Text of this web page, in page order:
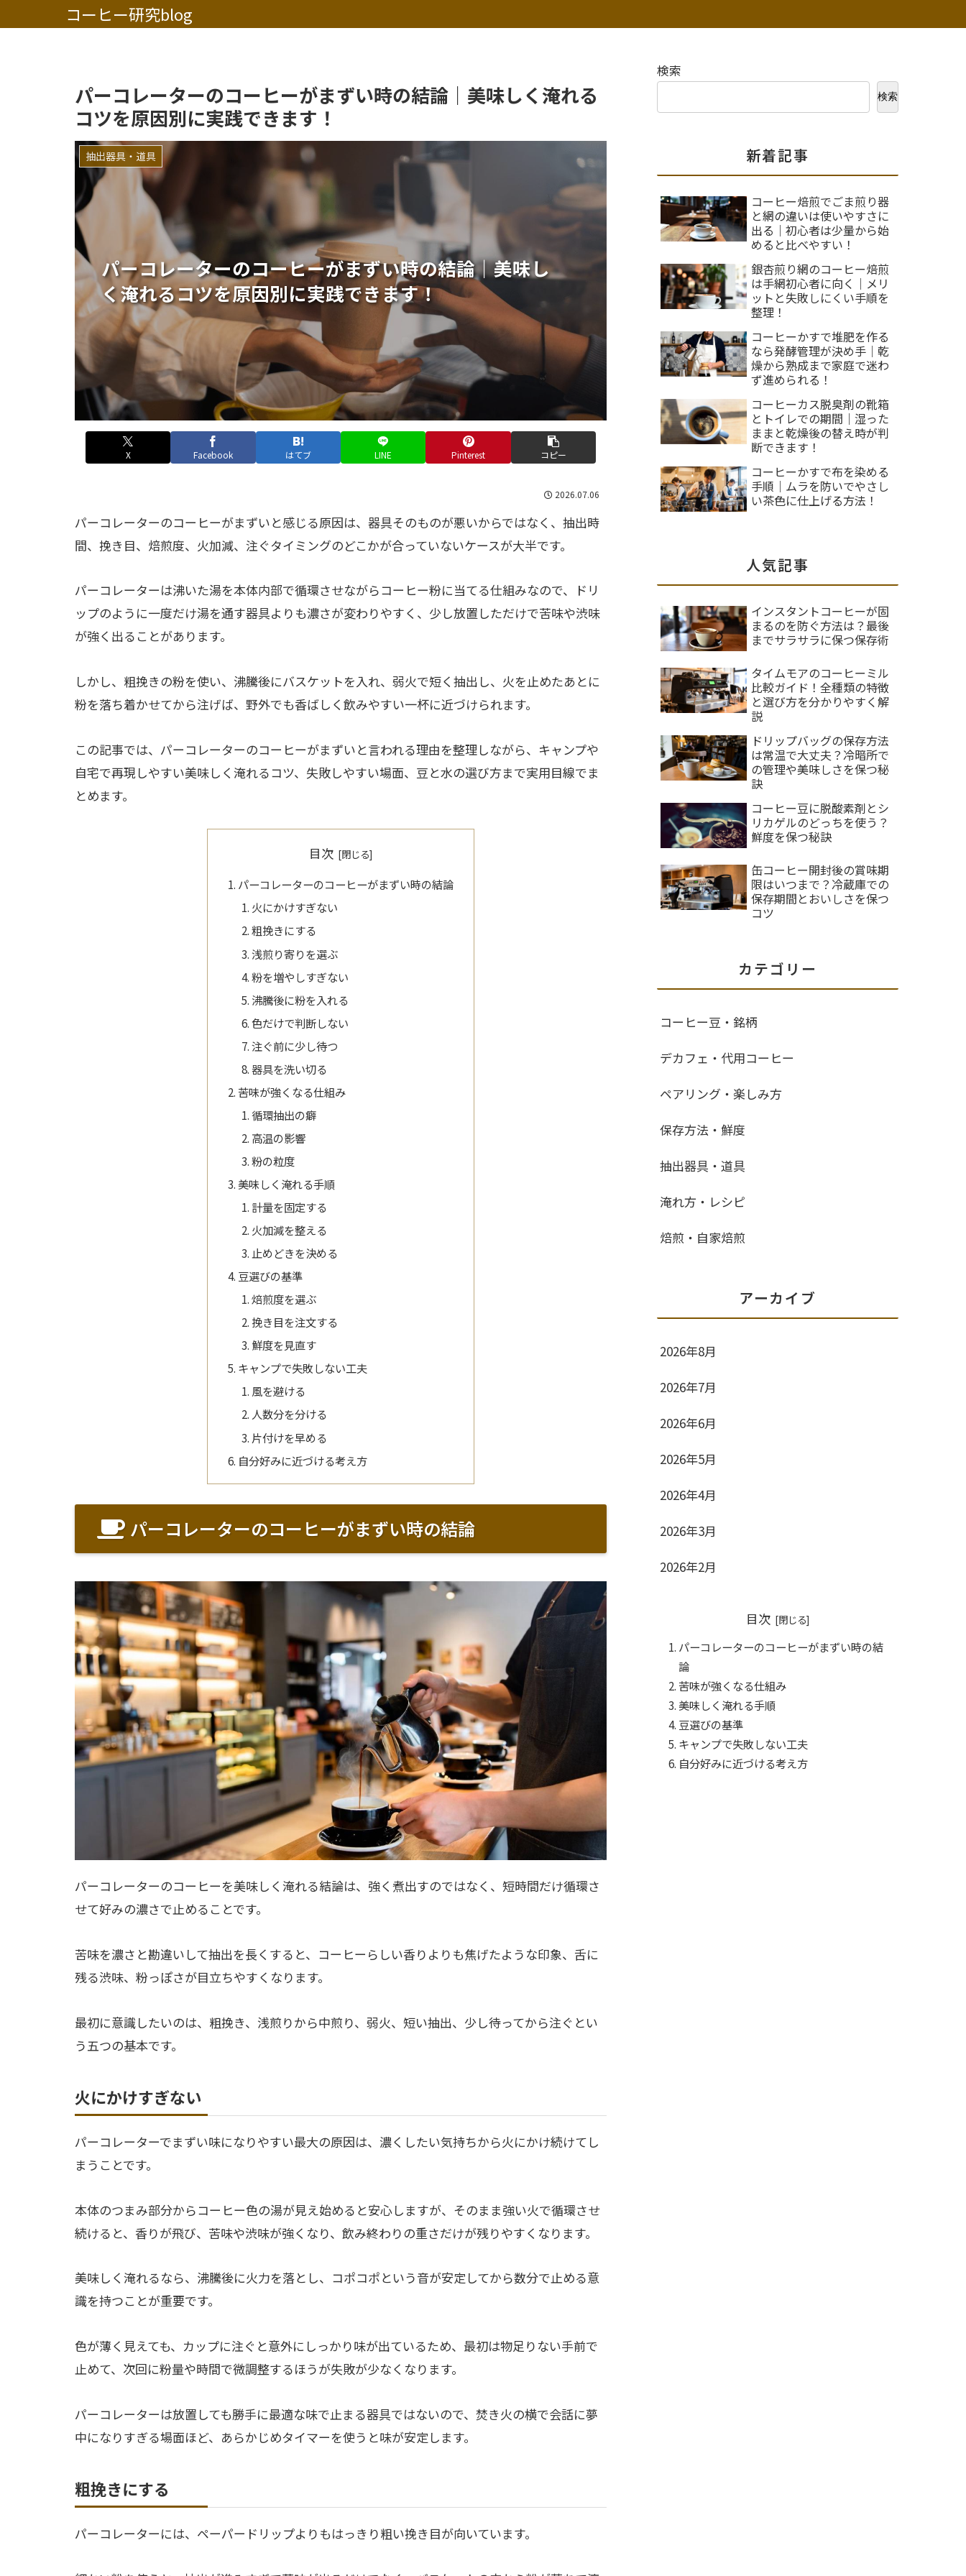
コーヒー研究blog
パーコレーターのコーヒーがまずい時の結論｜美味しく淹れる
コツを原因別に実践できます！
パーコレーターのコーヒーがまずい時の結論｜美味し
く淹れるコツを原因別に実践できます！
抽出器具・道具
X Facebook はてブ LINE Pinterest コピー
2026.07.06
パーコレーターのコーヒーがまずいと感じる原因は、器具そのものが悪いからではなく、抽出時
間、挽き目、焙煎度、火加減、注ぐタイミングのどこかが合っていないケースが大半です。
パーコレーターは沸いた湯を本体内部で循環させながらコーヒー粉に当てる仕組みなので、ドリ
ップのように一度だけ湯を通す器具よりも濃さが変わりやすく、少し放置しただけで苦味や渋味
が強く出ることがあります。
しかし、粗挽きの粉を使い、沸騰後にバスケットを入れ、弱火で短く抽出し、火を止めたあとに
粉を落ち着かせてから注げば、野外でも香ばしく飲みやすい一杯に近づけられます。
この記事では、パーコレーターのコーヒーがまずいと言われる理由を整理しながら、キャンプや
自宅で再現しやすい美味しく淹れるコツ、失敗しやすい場面、豆と水の選び方まで実用目線でま
とめます。
目次
パーコレーターのコーヒーがまずい時の結論
火にかけすぎない
粗挽きにする
浅煎り寄りを選ぶ
粉を増やしすぎない
沸騰後に粉を入れる
色だけで判断しない
注ぐ前に少し待つ
器具を洗い切る
苦味が強くなる仕組み
循環抽出の癖
高温の影響
粉の粒度
美味しく淹れる手順
計量を固定する
火加減を整える
止めどきを決める
豆選びの基準
焙煎度を選ぶ
挽き目を注文する
鮮度を見直す
キャンプで失敗しない工夫
風を避ける
人数分を分ける
片付けを早める
自分好みに近づける考え方
パーコレーターのコーヒーがまずい時の結論
パーコレーターのコーヒーを美味しく淹れる結論は、強く煮出すのではなく、短時間だけ循環さ
せて好みの濃さで止めることです。
苦味を濃さと勘違いして抽出を長くすると、コーヒーらしい香りよりも焦げたような印象、舌に
残る渋味、粉っぽさが目立ちやすくなります。
最初に意識したいのは、粗挽き、浅煎りから中煎り、弱火、短い抽出、少し待ってから注ぐとい
う五つの基本です。
火にかけすぎない
パーコレーターでまずい味になりやすい最大の原因は、濃くしたい気持ちから火にかけ続けてし
まうことです。
本体のつまみ部分からコーヒー色の湯が見え始めると安心しますが、そのまま強い火で循環させ
続けると、香りが飛び、苦味や渋味が強くなり、飲み終わりの重さだけが残りやすくなります。
美味しく淹れるなら、沸騰後に火力を落とし、コポコポという音が安定してから数分で止める意
識を持つことが重要です。
色が薄く見えても、カップに注ぐと意外にしっかり味が出ているため、最初は物足りない手前で
止めて、次回に粉量や時間で微調整するほうが失敗が少なくなります。
パーコレーターは放置しても勝手に最適な味で止まる器具ではないので、焚き火の横で会話に夢
中になりすぎる場面ほど、あらかじめタイマーを使うと味が安定します。
粗挽きにする
パーコレーターには、ペーパードリップよりもはっきり粗い挽き目が向いています。
検索
検索
新着記事
コーヒー焙煎でごま煎り器
と網の違いは使いやすさに
出る｜初心者は少量から始
めると比べやすい！
銀杏煎り網のコーヒー焙煎
は手網初心者に向く｜メリ
ットと失敗しにくい手順を
整理！
コーヒーかすで堆肥を作る
なら発酵管理が決め手｜乾
燥から熟成まで家庭で迷わ
ず進められる！
コーヒーカス脱臭剤の靴箱
とトイレでの期間｜湿った
ままと乾燥後の替え時が判
断できます！
コーヒーかすで布を染める
手順｜ムラを防いでやさし
い茶色に仕上げる方法！
人気記事
インスタントコーヒーが固
まるのを防ぐ方法は？最後
までサラサラに保つ保存術
タイムモアのコーヒーミル
比較ガイド！全種類の特徴
と選び方を分かりやすく解
説
ドリップバッグの保存方法
は常温で大丈夫？冷暗所で
の管理や美味しさを保つ秘
訣
コーヒー豆に脱酸素剤とシ
リカゲルのどっちを使う？
鮮度を保つ秘訣
缶コーヒー開封後の賞味期
限はいつまで？冷蔵庫での
保存期間とおいしさを保つ
コツ
カテゴリー
コーヒー豆・銘柄
デカフェ・代用コーヒー
ペアリング・楽しみ方
保存方法・鮮度
抽出器具・道具
淹れ方・レシピ
焙煎・自家焙煎
アーカイブ
2026年8月
2026年7月
2026年6月
2026年5月
2026年4月
2026年3月
2026年2月
目次
パーコレーターのコーヒーがまずい時の結
論
苦味が強くなる仕組み
美味しく淹れる手順
豆選びの基準
キャンプで失敗しない工夫
自分好みに近づける考え方